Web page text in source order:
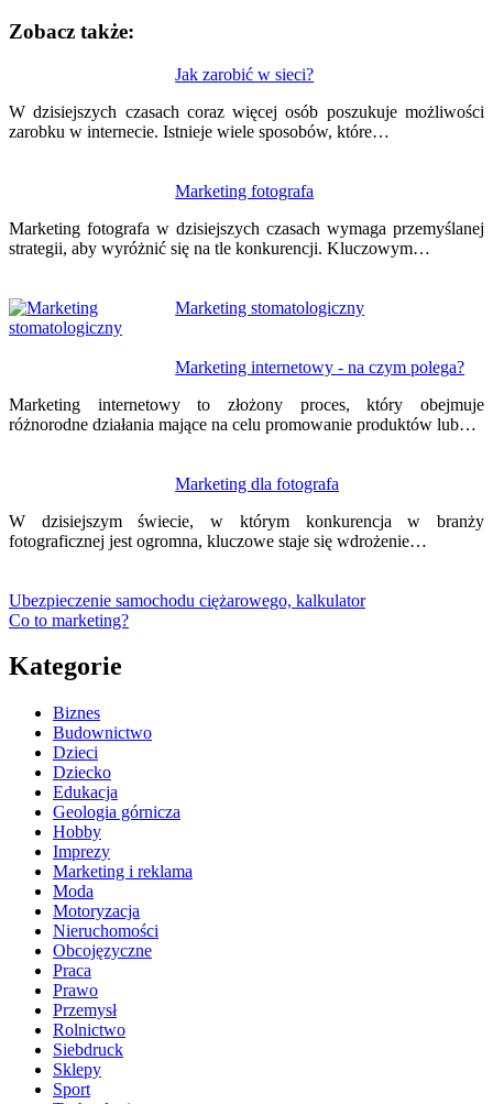
Zobacz także:
Jak zarobić w sieci?
W dzisiejszych czasach coraz więcej osób poszukuje możliwości
zarobku w internecie. Istnieje wiele sposobów, które…
Marketing fotografa
Marketing fotografa w dzisiejszych czasach wymaga przemyślanej
strategii, aby wyróżnić się na tle konkurencji. Kluczowym…
Marketing stomatologiczny
Marketing internetowy - na czym polega?
Marketing internetowy to złożony proces, który obejmuje
różnorodne działania mające na celu promowanie produktów lub…
Marketing dla fotografa
W dzisiejszym świecie, w którym konkurencja w branży
fotograficznej jest ogromna, kluczowe staje się wdrożenie…
wpisu
Ubezpieczenie samochodu ciężarowego, kalkulator
Co to marketing?
Kategorie
Biznes
Budownictwo
Dzieci
Dziecko
Edukacja
Geologia górnicza
Hobby
Imprezy
Marketing i reklama
Moda
Motoryzacja
Nieruchomości
Obcojęzyczne
Praca
Prawo
Przemysł
Rolnictwo
Siebdruck
Sklepy
Sport